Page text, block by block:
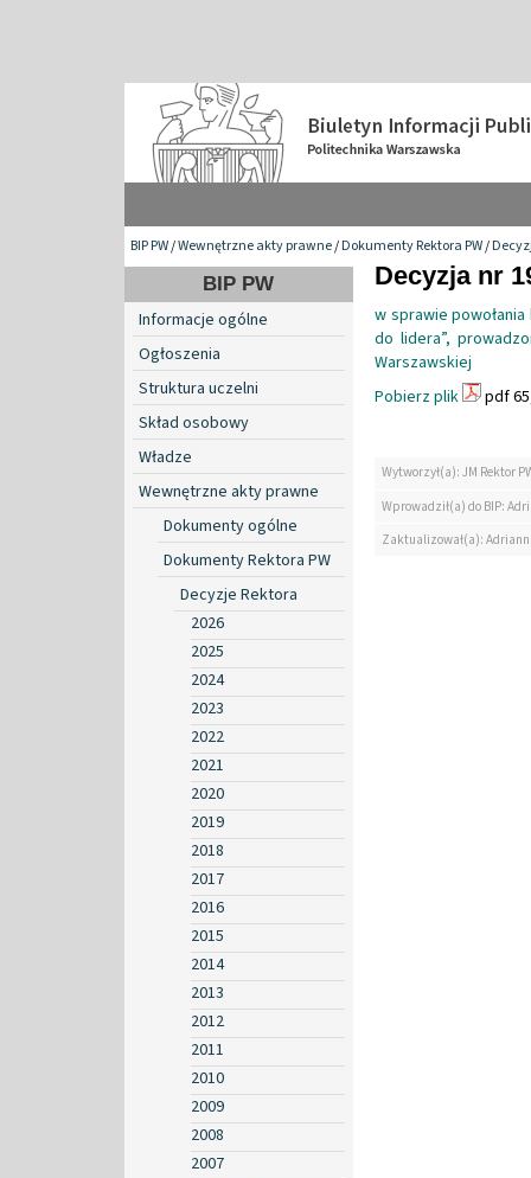
BIP PW/Wewnętrzne akty prawne/Dokumenty Rektora PW/
BIP PW
Informacje ogólne
Ogłoszenia
Struktura uczelni
Skład osobowy
Władze
Wewnętrzne akty prawne
Dokumenty ogólne
Dokumenty Rektora PW
Decyzje Rektora
2026
2025
2024
2023
2022
2021
2020
2019
2018
2017
2016
2015
2014
2013
2012
2011
2010
2009
2008
2007
Decyzja nr
w sprawie
do lidera”,
Warszawskiej
Pobierz plik
pdf
Wytworzył(a): JM Rektor
Wprowadził(a) do BIP:
Zaktualizował(a):